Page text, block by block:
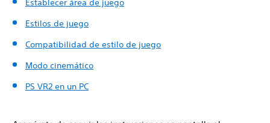
Establecer área de juego
Estilos de juego
Compatibilidad de estilo de juego
Modo cinemático
PS VR2 en un PC